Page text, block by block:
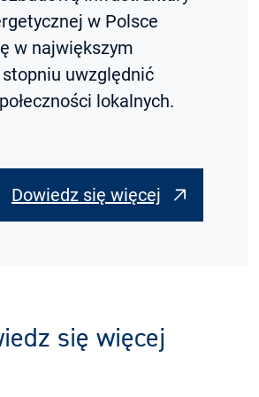
w Polsce
w największym
uwzględnić
lokalnych.
Dowiedz się więcej
się więcej